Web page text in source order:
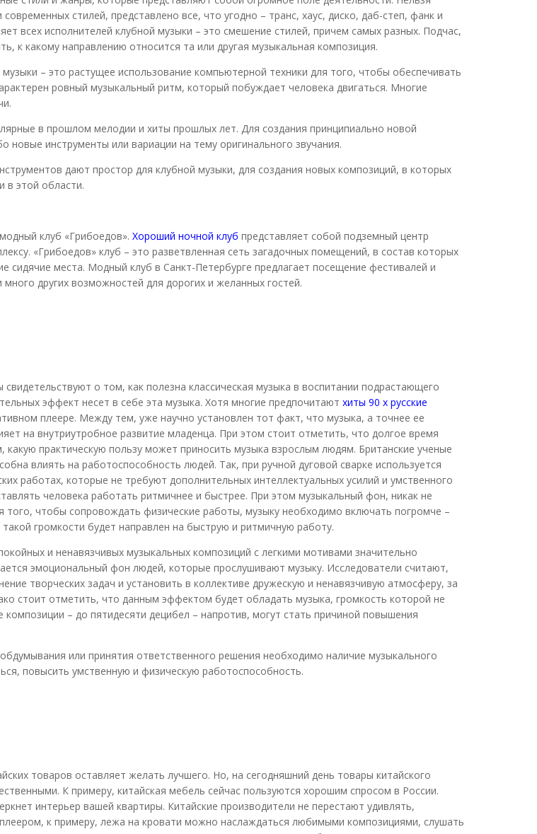
стилей, представлено все, что угодно – транс, хаус, диско, даб-степ, фанк и
всех исполнителей клубной музыки – это смешение стилей, причем самых разных. Подчас,
к какому направлению относится та или другая музыкальная композиция.
– это растущее использование компьютерной техники для того, чтобы обеспечивать
ровный музыкальный ритм, который побуждает человека двигаться. Многие
в прошлом мелодии и хиты прошлых лет. Для создания принципиально новой
инструменты или вариации на тему оригинального звучания.
дают простор для клубной музыки, для создания новых композиций, в которых
в этой области.
клуб «Грибоедов». Хороший ночной клуб представляет собой подземный центр
«Грибоедов» клуб – это разветвленная сеть загадочных помещений, в состав которых
сидячие места. Модный клуб в Санкт-Петербурге предлагает посещение фестивалей и
других возможностей для дорогих и желанных гостей.
о том, как полезна классическая музыка в воспитании подрастающего
эффект несет в себе эта музыка. Хотя многие предпочитают хиты 90 х русские
плеере. Между тем, уже научно установлен тот факт, что музыка, а точнее ее
на внутриутробное развитие младенца. При этом стоит отметить, что долгое время
практическую пользу может приносить музыка взрослым людям. Британские ученые
влиять на работоспособность людей. Так, при ручной дуговой сварке используется
работах, которые не требуют дополнительных интеллектуальных усилий и умственного
человека работать ритмичнее и быстрее. При этом музыкальный фон, никак не
чтобы сопровождать физические работы, музыку необходимо включать погромче –
громкости будет направлен на быструю и ритмичную работу.
и ненавязчивых музыкальных композиций с легкими мотивами значительно
эмоциональный фон людей, которые прослушивают музыку. Исследователи считают,
творческих задач и установить в коллективе дружескую и ненавязчивую атмосферу, за
стоит отметить, что данным эффектом будет обладать музыка, громкость которой не
– до пятидесяти децибел – напротив, могут стать причиной повышения
или принятия ответственного решения необходимо наличие музыкального
повысить умственную и физическую работоспособность.
товаров оставляет желать лучшего. Но, на сегодняшний день товары китайского
К примеру, китайская мебель сейчас пользуются хорошим спросом в России.
интерьер вашей квартиры. Китайские производители не перестают удивлять,
к примеру, лежа на кровати можно наслаждаться любимыми композициями, слушать